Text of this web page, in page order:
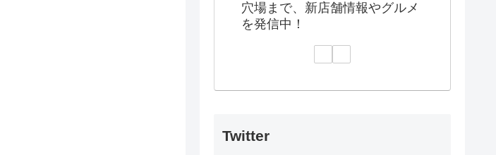
穴場まで、新店舗情報やグルメ
を発信中！
Twitter